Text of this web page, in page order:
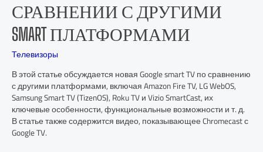
СРАВНЕНИИ С ДРУГИМИ
SMART ПЛАТФОРМАМИ
Телевизоры
В этой статье обсуждается новая Google smart TV по сравнению
с другими платформами, включая Amazon Fire TV, LG WebOS,
Samsung Smart TV (TizenOS), Roku TV и Vizio SmartCast, их
ключевые особенности, функциональные возможности и т. д.
В статье также содержится видео, показывающее Chromecast с
Google TV.